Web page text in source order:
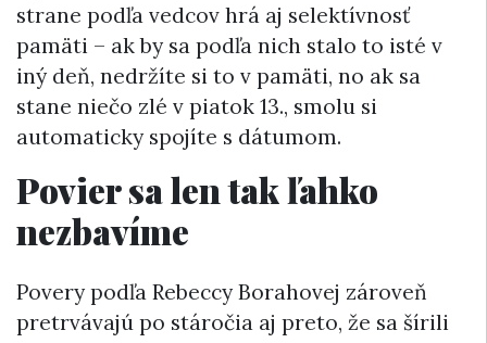
strane podľa vedcov hrá aj selektívnosť
pamäti – ak by sa podľa nich stalo to isté v
iný deň, nedržíte si to v pamäti, no ak sa
stane niečo zlé v piatok 13., smolu si
automaticky spojíte s dátumom.
Povier sa len tak ľahko
nezbavíme
Povery podľa Rebeccy Borahovej zároveň
pretrvávajú po stáročia aj preto, že sa šírili